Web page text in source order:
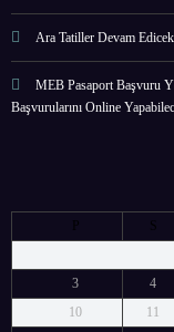
Ara Tatiller Devam
MEB Pasaport Başvuru
Başvurularını Online
P
S
3
4
10
11